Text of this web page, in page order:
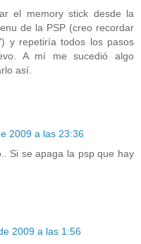
el memory stick desde la
de la PSP (creo recordar
y repetiría todos los pasos
A mí me sucedió algo
así.
2009 a las 23:36
Si se apaga la psp que hay
2009 a las 1:56